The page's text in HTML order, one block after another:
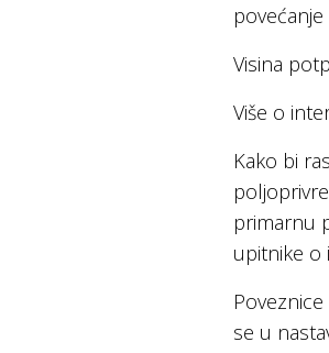
Visina
Više o
Kako bi
primarnu
upitnike o
se u